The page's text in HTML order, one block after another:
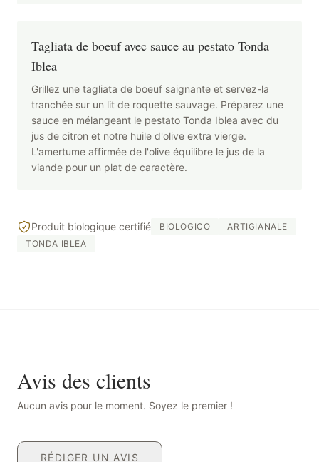
Tagliata de boeuf avec sauce au pestato Tonda
Iblea
Grillez une tagliata de boeuf saignante et servez-la
tranchée sur un lit de roquette sauvage. Préparez une
sauce en mélangeant le pestato Tonda Iblea avec du
jus de citron et notre huile d'olive extra vierge.
L'amertume affirmée de l'olive équilibre le jus de la
viande pour un plat de caractère.
Produit biologique certifié BIOLOGICO
ARTIGIANALE
TONDA IBLEA
Avis des clients
Aucun avis pour le moment. Soyez le premier !
RÉDIGER UN AVIS